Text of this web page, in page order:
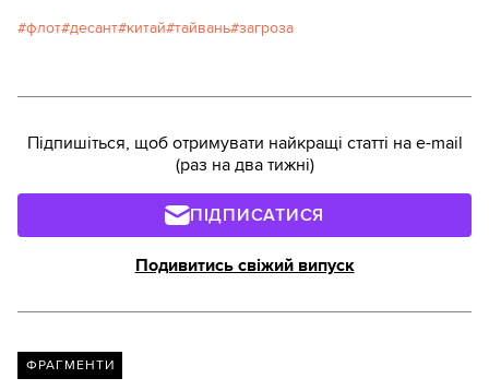
флот десант китай тайвань загроза
Підпишіться, щоб отримувати найкращі статті на e-mail
(раз на два тижні)
ПІДПИСАТИСЯ
Подивитись свіжий випуск
ФРАГМЕНТИ